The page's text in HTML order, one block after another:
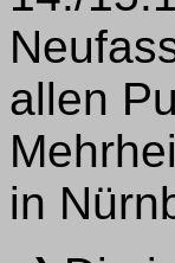
allen
in